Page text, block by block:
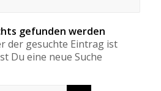
gefunden werden
der gesuchte Eintrag ist
Du eine neue Suche